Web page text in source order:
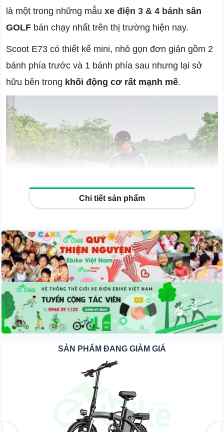
là một trong những mẫu xe điện 3 & 4 bánh sân
GOLF bán chạy nhất trên thị trường hiện nay.
Scoot E73 có thiết kế mini, nhỏ gọn đơn giản gồm 2
bánh phía trước và 1 bánh phía sau nhưng lại sở
hữu bên trong khối động cơ rất mạnh mẽ.
Chi tiết sản phẩm
SẢN PHẨM ĐANG GIẢM GIÁ